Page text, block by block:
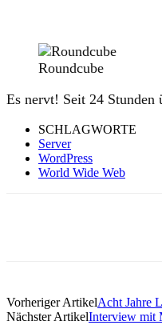
Roundcube
Es nervt! Seit 24 Stunden
SCHLAGWORTE
Server
WordPress
World Wide Web
Vorheriger ArtikelAcht Jahre
Nächster ArtikelInterview mit